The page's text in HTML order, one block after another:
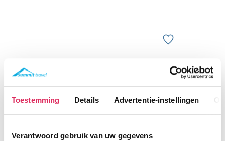
Toestemming Details Advertentie-instellingen
Verantwoord gebruik van uw gegevens
Tauplitz: ski-in/ ski-out!
675 p.p.
0m tot skilift
0m tot piste
7